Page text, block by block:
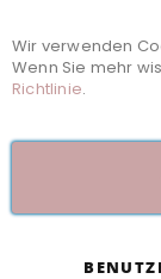
Wir verwenden
Wenn Sie mehr
Richtlinie.